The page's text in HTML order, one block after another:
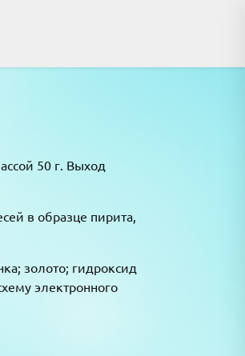
50 г. Выход
в образце пирита,
золото; гидроксид
электронного